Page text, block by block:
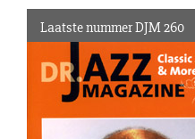
Laatste nummer DJM 260